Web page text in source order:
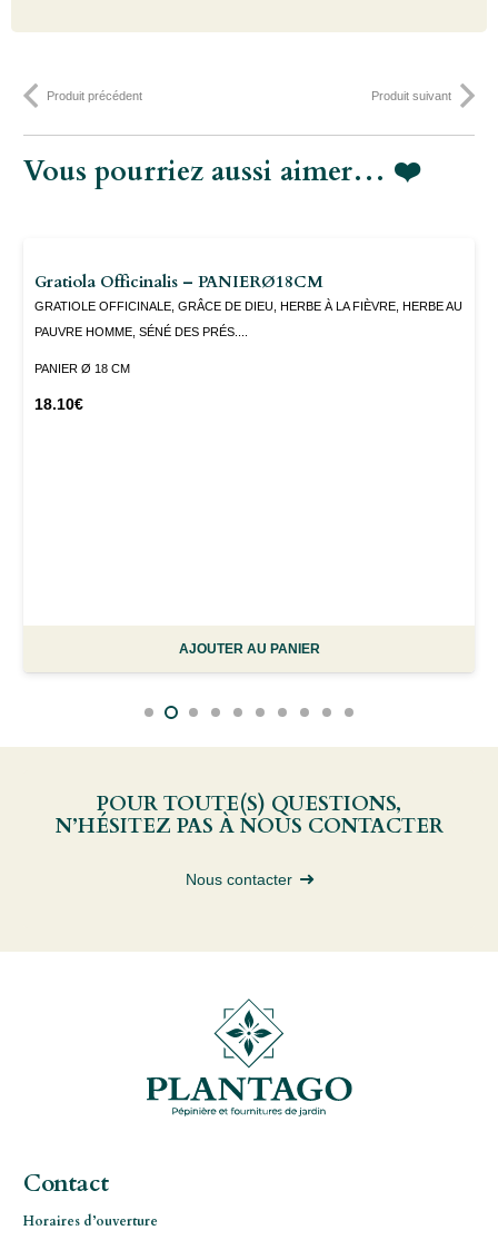
'Happy
- P9
Produit précédent Produit suivant
Vous pourriez aussi aimer… ❤️
Gratiola Officinalis – PANIERØ18CM
GRATIOLE OFFICINALE, GRÂCE DE DIEU, HERBE À LA FIÈVRE, HERBE AU
PAUVRE HOMME, SÉNÉ DES PRÉS....
PANIER Ø 18 CM
18.10€
AJOUTER AU PANIER
POUR TOUTE(S) QUESTIONS,
N’HÉSITEZ PAS À NOUS CONTACTER
Nous contacter
Contact
Horaires d’ouverture